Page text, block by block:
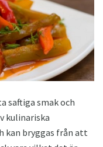
saftiga smak och
kulinariska
kan bryggas från att